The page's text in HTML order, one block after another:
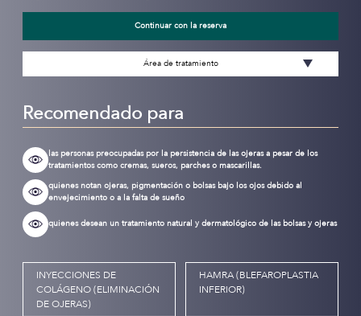
Continuar con la reserva
Área de tratamiento
Recomendado para
las personas preocupadas por la persistencia de las ojeras a pesar de los
tratamientos como cremas, sueros, parches o mascarillas.
quienes notan ojeras, pigmentación o bolsas bajo los ojos debido al
envejecimiento o a la falta de sueño
quienes desean un tratamiento natural y dermatológico de las bolsas y ojeras
INYECCIONES DE
COLÁGENO (ELIMINACIÓN
DE OJERAS)
HAMRA (BLEFAROPLASTIA
INFERIOR)